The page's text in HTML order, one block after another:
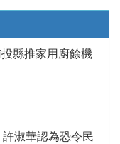
縣推家用廚餘機
淑華認為恐令民